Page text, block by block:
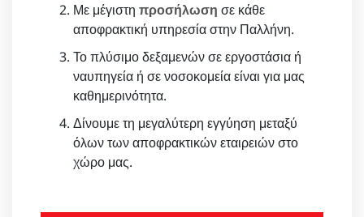
Με μέγιστη προσήλωση σε κάθε
αποφρακτική υπηρεσία στην Παλλήνη.
Το πλύσιμο δεξαμενών σε εργοστάσια ή
ναυπηγεία ή σε νοσοκομεία είναι για μας
καθημερινότητα.
Δίνουμε τη μεγαλύτερη εγγύηση μεταξύ
όλων των αποφρακτικών εταιρειών στο
χώρο μας.